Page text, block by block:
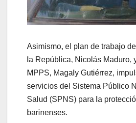
Asimismo, el plan de trabajo
la República, Nicolás Maduro,
MPPS, Magaly Gutiérrez,
servicios del Sistema Público
Salud (SPNS) para la
barinenses.